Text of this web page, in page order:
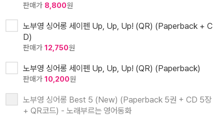
판매가 8,800원
노부영 싱어롱 세이펜 Up, Up, Up! (QR) (Paperback + C
D)
판매가 12,750원
노부영 싱어롱 세이펜 Up, Up, Up! (QR) (Paperback)
판매가 10,200원
노부영 싱어롱 Best 5 (New) (Paperback 5권 + CD 5장
+ QR코드) - 노래부르는 영어동화